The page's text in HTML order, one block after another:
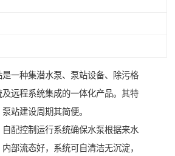
一种集潜水泵、泵站设备、除污格
远程系统集成的一体化产品。其特
站建设周期其简便。
配控制运行系统确保水泵根据来水
部流态好，系统可自清洁无沉淀，